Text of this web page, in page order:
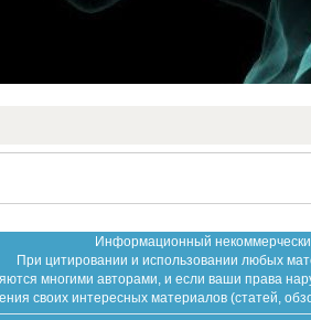
Информационный
При цитировании и использовании любых
многими авторами, и если ваши права
своих интересных материалов (статей,